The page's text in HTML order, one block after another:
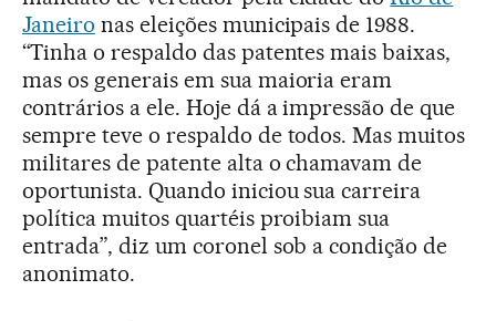
Janeiro nas eleições municipais de 1988.
“Tinha o respaldo das patentes mais baixas,
mas os generais em sua maioria eram
contrários a ele. Hoje dá a impressão de que
sempre teve o respaldo de todos. Mas muitos
militares de patente alta o chamavam de
oportunista. Quando iniciou sua carreira
política muitos quartéis proibiam sua
entrada”, diz um coronel sob a condição de
anonimato.